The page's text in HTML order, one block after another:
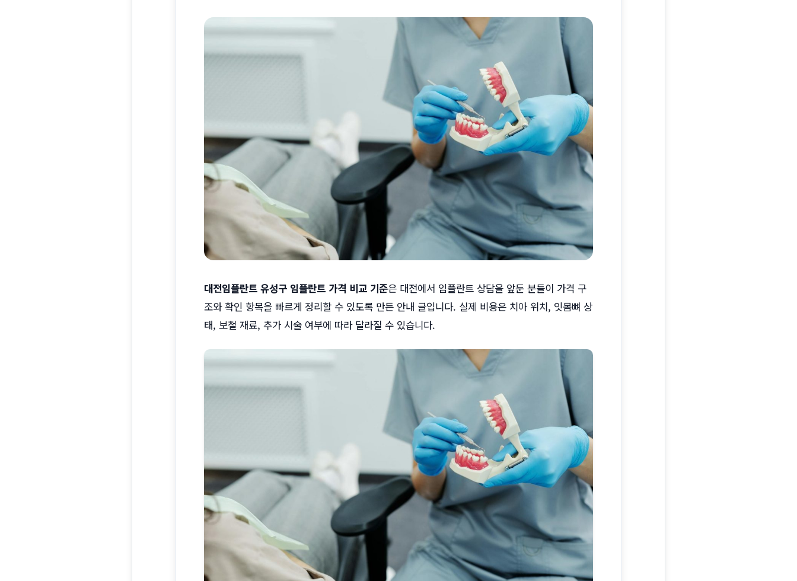
대전임플란트 유성구 임플란트 가격 비교 기준은 대전에서 임플란트 상담을 앞둔 분들이 가격 구
조와 확인 항목을 빠르게 정리할 수 있도록 만든 안내 글입니다. 실제 비용은 치아 위치, 잇몸뼈 상
태, 보철 재료, 추가 시술 여부에 따라 달라질 수 있습니다.